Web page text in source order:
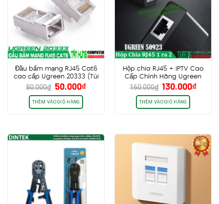
Đầu bấm mạng RJ45 Cat6
cao cấp Ugreen 20333 (Túi
10 cái)
80.000₫ Giá
gốc
là:
80.000₫.
50.000₫Giá
THÊM VÀO GIỎ HÀNG
Hộp chia RJ45 + IPTV Cao
Cấp Chính Hãng Ugreen
50923 (Bộ 2 cái)
160.000₫ Giá
gốc
là:
160.000₫.
130.000₫Giá
THÊM VÀO GIỎ HÀNG